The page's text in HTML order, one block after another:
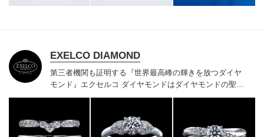
EXELCO DIAMOND
第三者機関も証明する『世界最高峰の輝きを放つダイヤ
モンド』 エクセルコ ダイヤモンドはダイヤモンドの聖地
ベルギー発祥で200年以上の歴史がある真のカッターズ
門店としてリングのデザインや品質にもこだわっていま
す。おふたりに本物の輝きを一生身に着けていただきた